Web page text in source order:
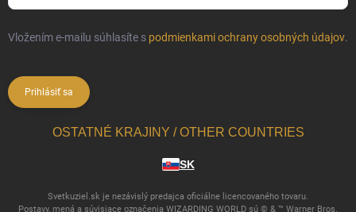
Vložením e-mailu súhlasíte s podmienkami ochrany osobných údajov.
Prihlásiť sa
OSTATNÉ KRAJINY / OTHER COUNTRIES
SK
Svetkuziel.sk je nezávislý predajca oficiálne licencovaného tovaru.
Postavy, mená a súvisiace označenia WIZARDING WORLD sú © & ™ Warner Bros.